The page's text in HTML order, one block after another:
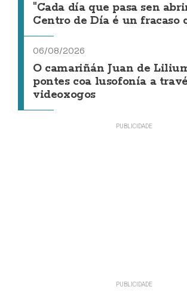
"Cada día que pasa sen
Centro de Día é un fracaso
06/08/2026
O camariñán Juan de
pontes coa lusofonía a
videoxogos